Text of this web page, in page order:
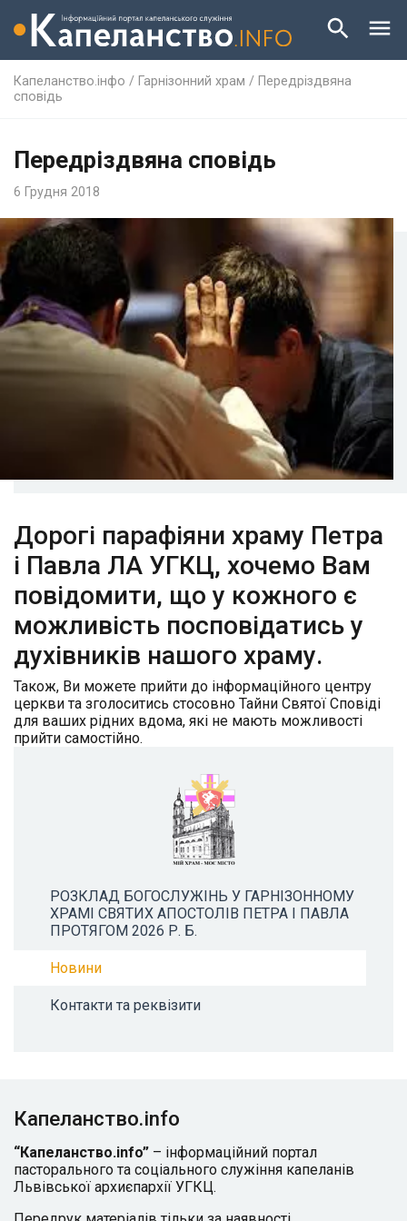
Капеланство.інфо / Гарнізонний храм / Передріздвяна
сповідь
Передріздвяна сповідь
6 Грудня 2018
Дорогі парафіяни храму Петра
і Павла ЛА УГКЦ, хочемо Вам
повідомити, що у кожного є
можливість посповідатись у
духівників нашого храму.
Також, Ви можете прийти до інформаційного центру
церкви та зголоситись стосовно Тайни Святої Сповіді
для ваших рідних вдома, які не мають можливості
прийти самостійно.
РОЗКЛАД БОГОСЛУЖІНЬ У ГАРНІЗОННОМУ
ХРАМІ СВЯТИХ АПОСТОЛІВ ПЕТРА І ПАВЛА
ПРОТЯГОМ 2026 Р. Б.
Новини
Контакти та реквізити
Капеланство.info
“Капеланство.info” – інформаційний портал
пасторального та соціального служіння капеланів
Львівської архиєпархії УГКЦ.